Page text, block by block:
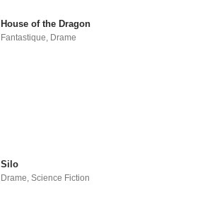
House of the Dragon
Fantastique, Drame
Silo
Drame,Science Fiction